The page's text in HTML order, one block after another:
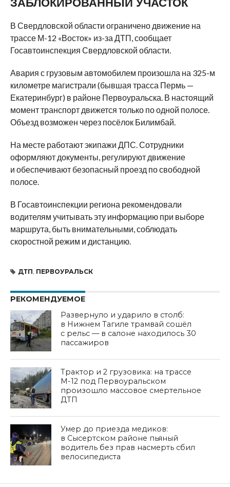
В Свердловской области ограничено движение на
трассе М-12 «Восток» из-за ДТП, сообщает
Госавтоинспекция Свердловской области.
Авария с грузовым автомобилем произошла на 325-м
километре магистрали (бывшая трасса Пермь —
Екатеринбург) в районе Первоуральска. В настоящий
момент транспорт движется только по одной полосе.
Объезд возможен через посёлок Билимбай.
На месте работают экипажи ДПС. Сотрудники
оформляют документы, регулируют движение
и обеспечивают безопасный проезд по свободной
полосе.
В Госавтоинспекции региона рекомендовали
водителям учитывать эту информацию при выборе
маршрута, быть внимательными, соблюдать
скоростной режим и дистанцию.
ДТП, ПЕРВОУРАЛЬСК
РЕКОМЕНДУЕМОЕ
Развернуло и ударило в столб:
в Нижнем Тагиле трамвай сошёл
с рельс — в салоне находилось 30
пассажиров
Трактор и 2 грузовика: на трассе
М-12 под Первоуральском
произошло массовое смертельное
ДТП
Умер до приезда медиков:
в Сысертском районе пьяный
водитель без прав насмерть сбил
велосипедиста